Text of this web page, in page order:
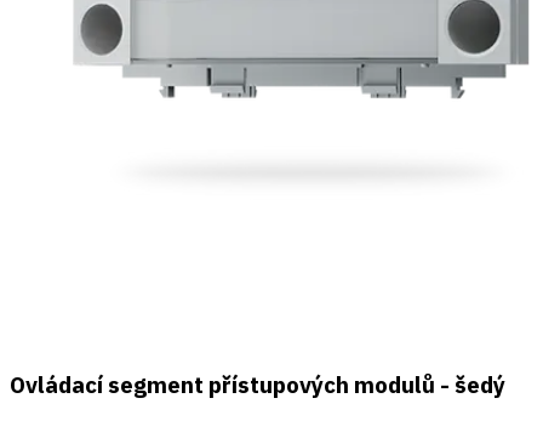
Ovládací segment přístupových modulů - šedý